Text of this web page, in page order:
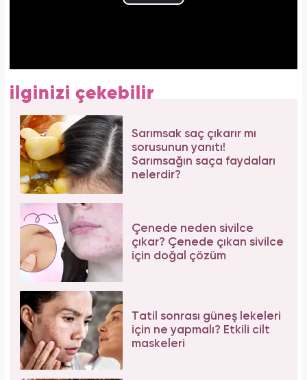
ilginizi çekebilir
Sarımsak saç çıkarır mı
sorusunun yanıtı!
Sarımsağın saça faydaları
nelerdir?
Çenede neden sivilce
çıkar? Çenede çıkan sivilce
için doğal çözüm
Tatil sonrası güneş lekeleri
için ne yapmalı? Etkili cilt
maskeleri